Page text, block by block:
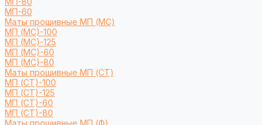
МП-60
Маты прошивные МП (МС)
МП (МС)-100
МП (МС)-125
МП (МС)-60
МП (МС)-80
Маты прошивные МП (СТ)
МП (СТ)-100
МП (СТ)-125
МП (СТ)-60
МП (СТ)-80
Маты прошивные МП (Ф)